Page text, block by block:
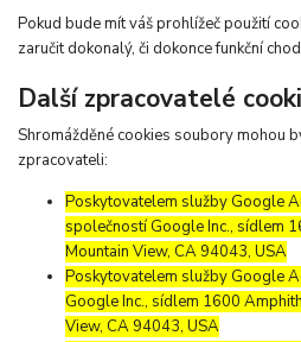
Pokud bude mít váš prohlížeč použití
zaručit dokonalý, či dokonce funkční
Další zpracovatelé
Shromážděné cookies soubory mohou
zpracovateli:
Poskytovatelem služby Google
společností Google Inc., sídlem
Mountain View, CA 94043, USA
Poskytovatelem služby Google
Google Inc., sídlem 1600
View, CA 94043, USA